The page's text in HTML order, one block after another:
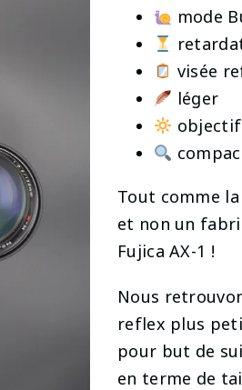
mode
visée
léger
Tout comme
et non un
Fujica AX-1 !
Nous
reflex plus
pour but de
en terme de